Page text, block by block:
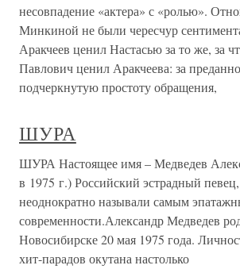
несовпадение «актера» с «ролью».
Минкиной не были чересчур
Аракчеев ценил Настасью за то же, за
Павлович ценил Аракчеева: за
подчеркнутую простоту обращения,
ШУРА
ШУРА Настоящее имя – Медведев
в 1975 г.) Российский эстрадный
неоднократно называли самым
современности.Александр Медведев
Новосибирске 20 мая 1975 года.
хит-парадов окутана настолько